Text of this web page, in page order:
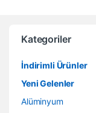
Kategoriler
İndirimli Ürünler
Yeni Gelenler
Alüminyum